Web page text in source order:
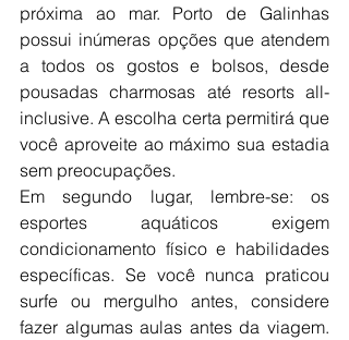
próxima ao mar. Porto de Galinhas
possui inúmeras opções que atendem
a todos os gostos e bolsos, desde
pousadas charmosas até resorts all-
inclusive. A escolha certa permitirá que
você aproveite ao máximo sua estadia
sem preocupações.
Em segundo lugar, lembre-se: os
esportes aquáticos exigem
condicionamento físico e habilidades
específicas. Se você nunca praticou
surfe ou mergulho antes, considere
fazer algumas aulas antes da viagem.